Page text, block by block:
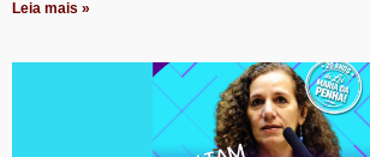
Leia mais »